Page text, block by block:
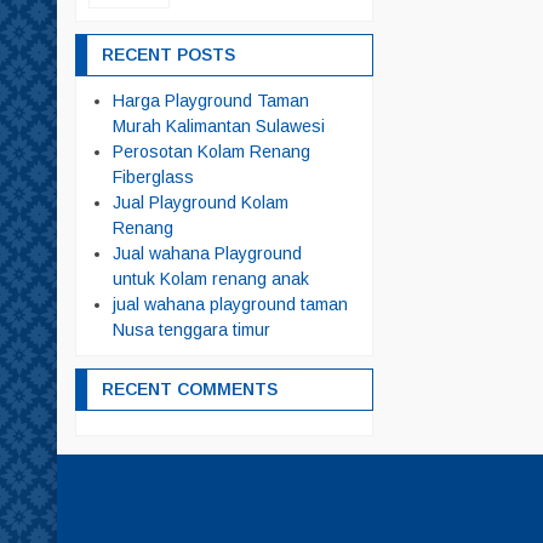
RECENT POSTS
Harga Playground Taman
Murah Kalimantan Sulawesi
Perosotan Kolam Renang
Fiberglass
Jual Playground Kolam
Renang
Jual wahana Playground
untuk Kolam renang anak
jual wahana playground taman
Nusa tenggara timur
RECENT COMMENTS